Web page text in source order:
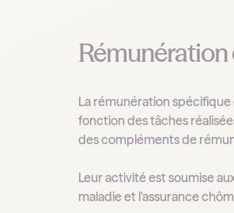
La rémunération spécifique
fonction des tâches
des compléments de
Leur activité est soumise
maladie et l'assurance